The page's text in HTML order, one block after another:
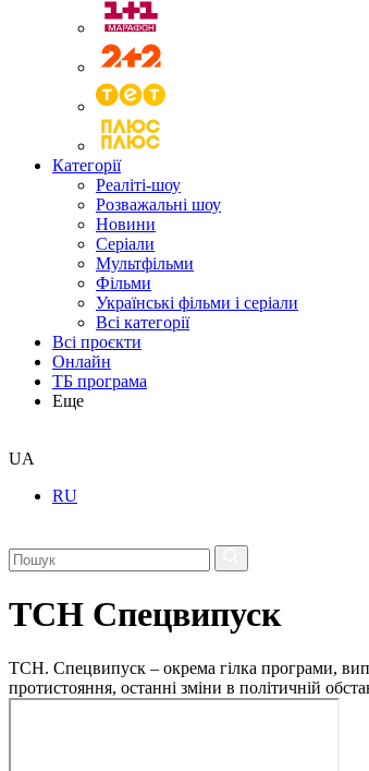
Категорії
Реаліті-шоу
Розважальні шоу
Новини
Серіали
Мультфільми
Фільми
Українські фільми і серіали
Всі категорії
Всі проєкти
Онлайн
ТБ програма
Еще
UA
RU
ТСН Спецвипуск
ТСН. Спецвипуск – окрема гілка програми,
протистояння, останні зміни в політичній